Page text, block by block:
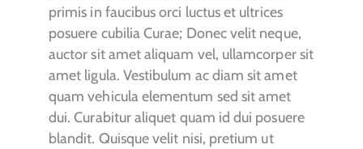
primis in faucibus orci luctus et ultrices
posuere cubilia Curae; Donec velit neque,
auctor sit amet aliquam vel, ullamcorper sit
amet ligula. Vestibulum ac diam sit amet
quam vehicula elementum sed sit amet
dui. Curabitur aliquet quam id dui posuere
blandit. Quisque velit nisi, pretium ut